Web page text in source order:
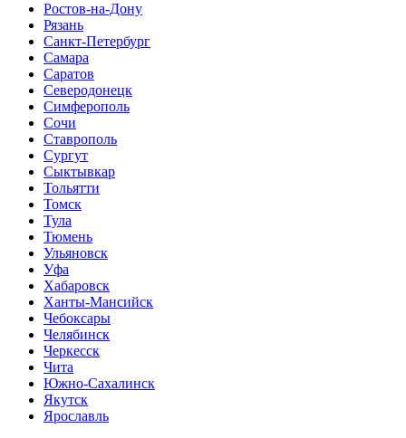
Ростов-на-Дону
Рязань
Санкт-Петербург
Самара
Саратов
Северодонецк
Симферополь
Сочи
Ставрополь
Сургут
Сыктывкар
Тольятти
Томск
Тула
Тюмень
Ульяновск
Уфа
Хабаровск
Ханты-Мансийск
Чебоксары
Челябинск
Черкесск
Чита
Южно-Сахалинск
Якутск
Ярославль